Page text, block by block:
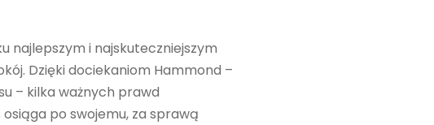
najlepszym i najskuteczniejszym
Dzięki dociekaniom Hammond –
– kilka ważnych prawd
po swojemu, za sprawą